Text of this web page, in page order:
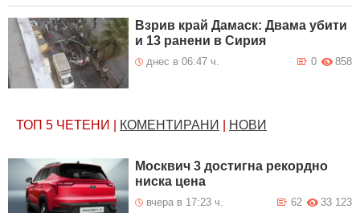
Взрив край Дамаск: Двама убити
и 13 ранени в Сирия
днес в 06:47 ч. 858
0
ТОП 5 ЧЕТЕНИ КОМЕНТИРАНИ НОВИ
Москвич 3 достигна рекордно
ниска цена
вчера в 17:23 ч. 33 123
62